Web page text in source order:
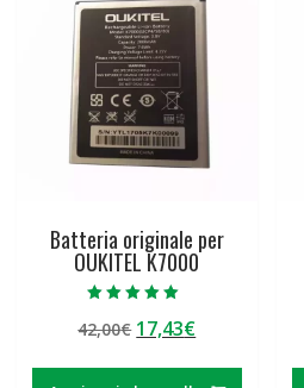
Batteria originale per
OUKITEL K7000
5.00
su 5
42,00€ Il
originale
17,43€Il
attuale